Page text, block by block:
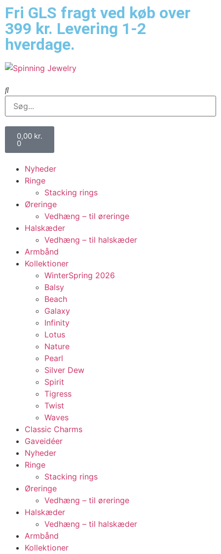
Fri GLS fragt ved køb over
399 kr. Levering 1-2
hverdage.
0,00 kr.
0
Nyheder
Ringe
Stacking rings
Øreringe
Vedhæng – til øreringe
Halskæder
Vedhæng – til halskæder
Armbånd
Kollektioner
WinterSpring 2026
Balsy
Beach
Galaxy
Infinity
Lotus
Nature
Pearl
Silver Dew
Spirit
Tigress
Twist
Waves
Classic Charms
Gaveidéer
Nyheder
Ringe
Stacking rings
Øreringe
Vedhæng – til øreringe
Halskæder
Vedhæng – til halskæder
Armbånd
Kollektioner